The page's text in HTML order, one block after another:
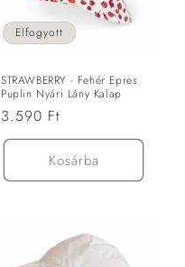
Elfogyott
STRAWBERRY - Fehér Epres
Puplin Nyári Lány Kalap
Normál
ár
3.590 Ft
Kosárba